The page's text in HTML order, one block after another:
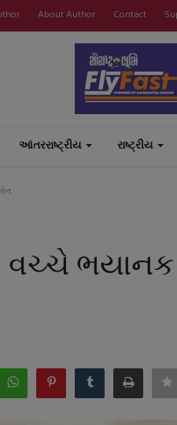
About Author Contact
આંતરરાષ્ટ્રીય રાષ્ટ્રીય
ભયાનક